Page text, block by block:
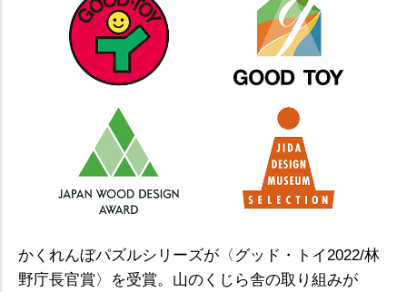
かくれんぼパズルシリーズが〈グッド・トイ2022/林
野庁長官賞〉を受賞。山のくじら舎の取り組みが